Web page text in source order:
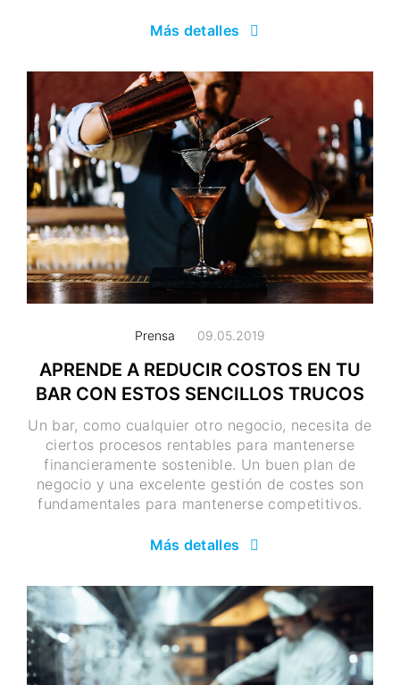
Más detalles
Prensa 09.05.2019
APRENDE A REDUCIR COSTOS EN TU
BAR CON ESTOS SENCILLOS TRUCOS
Un bar, como cualquier otro negocio, necesita de
ciertos procesos rentables para mantenerse
financieramente sostenible. Un buen plan de
negocio y una excelente gestión de costes son
fundamentales para mantenerse competitivos.
Más detalles